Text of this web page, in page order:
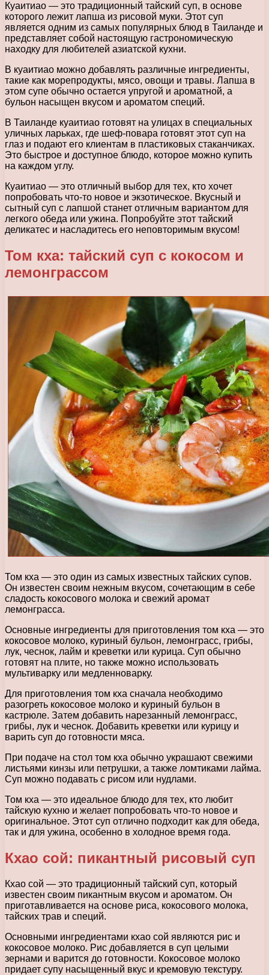
Куаитиао — это традиционный тайский суп, в основе
которого лежит лапша из рисовой муки. Этот суп
является одним из самых популярных блюд в Таиланде и
представляет собой настоящую гастрономическую
находку для любителей азиатской кухни.
В куаитиао можно добавлять различные ингредиенты,
такие как морепродукты, мясо, овощи и травы. Лапша в
этом супе обычно остается упругой и ароматной, а
бульон насыщен вкусом и ароматом специй.
В Таиланде куаитиао готовят на улицах в специальных
уличных ларьках, где шеф-повара готовят этот суп на
глаз и подают его клиентам в пластиковых стаканчиках.
Это быстрое и доступное блюдо, которое можно купить
на каждом углу.
Куаитиао — это отличный выбор для тех, кто хочет
попробовать что-то новое и экзотическое. Вкусный и
сытный суп с лапшой станет отличным вариантом для
легкого обеда или ужина. Попробуйте этот тайский
деликатес и насладитесь его неповторимым вкусом!
Том кха: тайский суп с кокосом и
лемонграссом
Том кха — это один из самых известных тайских супов.
Он известен своим нежным вкусом, сочетающим в себе
сладость кокосового молока и свежий аромат
лемонграсса.
Основные ингредиенты для приготовления том кха — это
кокосовое молоко, куриный бульон, лемонграсс, грибы,
лук, чеснок, лайм и креветки или курица. Суп обычно
готовят на плите, но также можно использовать
мультиварку или медленноварку.
Для приготовления том кха сначала необходимо
разогреть кокосовое молоко и куриный бульон в
кастрюле. Затем добавить нарезанный лемонграсс,
грибы, лук и чеснок. Добавить креветки или курицу и
варить суп до готовности мяса.
При подаче на стол том кха обычно украшают свежими
листьями кинзы или петрушки, а также ломтиками лайма.
Суп можно подавать с рисом или нудлами.
Том кха — это идеальное блюдо для тех, кто любит
тайскую кухню и желает попробовать что-то новое и
оригинальное. Этот суп отлично подходит как для обеда,
так и для ужина, особенно в холодное время года.
Кхао сой: пикантный рисовый суп
Кхао сой — это традиционный тайский суп, который
известен своим пикантным вкусом и ароматом. Он
приготавливается на основе риса, кокосового молока,
тайских трав и специй.
Основными ингредиентами кхао сой являются рис и
кокосовое молоко. Рис добавляется в суп целыми
зернами и варится до готовности. Кокосовое молоко
придает супу насыщенный вкус и кремовую текстуру.